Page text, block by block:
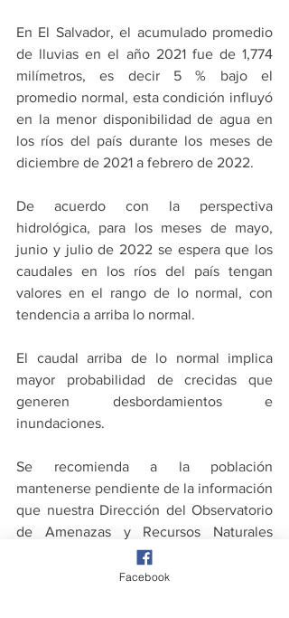
En El Salvador, el acumulado promedio
de lluvias en el año 2021 fue de 1,774
milímetros, es decir 5 % bajo el
promedio normal, esta condición influyó
en la menor disponibilidad de agua en
los ríos del país durante los meses de
diciembre de 2021 a febrero de 2022.
De acuerdo con la perspectiva
hidrológica, para los meses de mayo,
junio y julio de 2022 se espera que los
caudales en los ríos del país tengan
valores en el rango de lo normal, con
tendencia a arriba lo normal.
El caudal arriba de lo normal implica
mayor probabilidad de crecidas que
generen desbordamientos e
inundaciones.
Se recomienda a la población
mantenerse pendiente de la información
que nuestra Dirección del Observatorio
de Amenazas y Recursos Naturales
emite periódicamente.
Facebook